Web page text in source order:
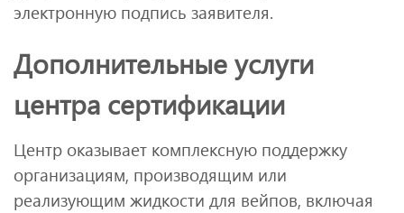
электронную подпись заявителя.
Дополнительные услуги
центра сертификации
Центр оказывает комплексную поддержку
организациям, производящим или
реализующим жидкости для вейпов, включая